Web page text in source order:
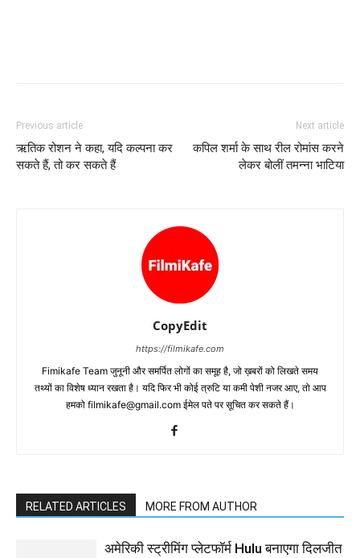
Previous article
ऋतिक रोशन ने कहा, यदि कल्‍पना कर
सकते हैं, तो कर सकते हैं
Next article
कपिल शर्मा के साथ रील रोमांस करने
लेकर बोलीं तमन्‍ना भाटिया
CopyEdit
https://filmikafe.com
Fimikafe Team जुनूनी और समर्पित लोगों का समूह है, जो ख़बरों को लिखते समय
तथ्‍यों का विशेष ध्‍यान रखता है। यदि फिर भी कोई त्रुटि या कमी पेशी नजर आए, तो आप
हमको filmikafe@gmail.com ईमेल पते पर सूचित कर सकते हैं।
RELATED ARTICLES MORE FROM AUTHOR
अमेरिकी स्ट्रीमिंग प्लेटफॉर्म Hulu बनाएगा दिलजीत